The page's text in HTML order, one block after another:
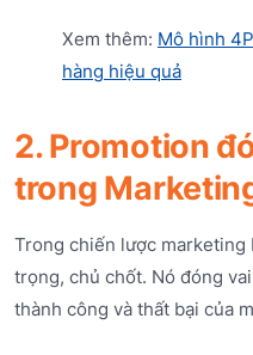
Xem thêm: Mô hình
hàng hiệu quả
2. Promotion
trong
Trong chiến lược
trọng, chủ chốt. Nó đóng
thành công và thất bại của